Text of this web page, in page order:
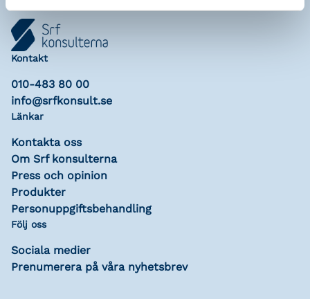
Kontakt
010-483 80 00
info@srfkonsult.se
Länkar
Kontakta oss
Om Srf konsulterna
Press och opinion
Produkter
Personuppgiftsbehandling
Följ oss
Sociala medier
Prenumerera på våra nyhetsbrev